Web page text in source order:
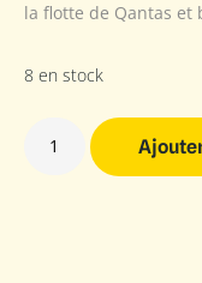
la flotte de Qantas et
8 en stock